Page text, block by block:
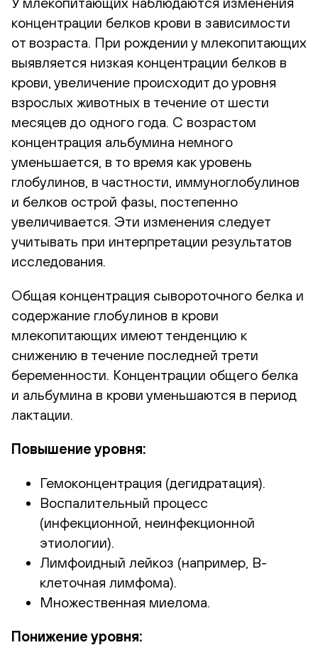
концентрации белков крови в зависимости
от возраста. При рождении у млекопитающих
выявляется низкая концентрации белков в
крови, увеличение происходит до уровня
взрослых животных в течение от шести
месяцев до одного года. С возрастом
концентрация альбумина немного
уменьшается, в то время как уровень
глобулинов, в частности, иммуноглобулинов
и белков острой фазы, постепенно
увеличивается. Эти изменения следует
учитывать при интерпретации результатов
исследования.
Общая концентрация сывороточного белка и
содержание глобулинов в крови
млекопитающих имеют тенденцию к
снижению в течение последней трети
беременности. Концентрации общего белка
и альбумина в крови уменьшаются в период
лактации.
Повышение уровня:
Гемоконцентрация (дегидратация).
Воспалительный процесс
(инфекционной, неинфекционной
этиологии).
Лимфоидный лейкоз (например, В-
клеточная лимфома).
Множественная миелома.
Понижение уровня: